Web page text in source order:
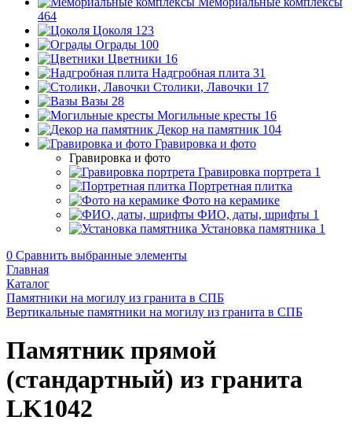
464
Цоколя 123
Ограды 100
Цветники 16
Надгробная плита 31
Столики, Лавочки 17
Вазы 28
Могильные кресты 16
Декор на памятник 104
Гравировка и фото
Гравировка и фото
Гравировка портрета 1
Портретная плитка
Фото на керамике
ФИО, даты, шрифты 1
Установка памятника 1
0 Сравнить выбранные элементы
Главная
Каталог
Памятники на могилу из гранита в СПБ
Вертикальные памятники на могилу из гранита в СПБ
Памятник прямой
(стандартный) из гранита
LK1042